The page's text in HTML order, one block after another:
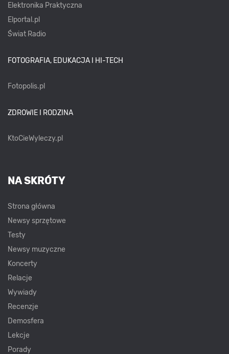
Elektronika Praktyczna
Elportal.pl
Świat Radio
FOTOGRAFIA, EDUKACJA I HI-TECH
Fotopolis.pl
ZDROWIE I RODZINA
KtoCieWyleczy.pl
NA SKRÓTY
Strona główna
Newsy sprzętowe
Testy
Newsy muzyczne
Koncerty
Relacje
Wywiady
Recenzje
Demosfera
Lekcje
Porady